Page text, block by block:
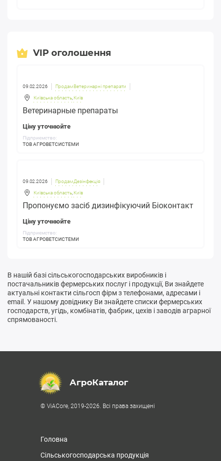
доставці.VIP оголошення
09.02.2026 Продам Ветеринарні препарати
Київська область, Київ
Ветеринарные препараты
Ціну уточнюйте
Підприємство:
ТОВ АГРОВЕТСИСТЕМИ
09.02.2026 Продам Дезінфекція
Київська область, Київ
Пропонуємо засіб дизинфікуючий Біоконтакт
Ціну уточнюйте
Підприємство:
ТОВ АГРОВЕТСИСТЕМИ
В нашій базі сільськогосподарських виробників і
постачальників фермерських послуг і продукції, Ви знайдете
актуальні контакти сільгосп фірм з телефонами, адресами і
email. У нашому довіднику Ви знайдете списки фермерських
господарств, угідь, комбінатів, фабрик, цехів і заводів аграрної
спрямованості.
АгроКаталог
© ViACore, 2019-2026. Всі права захищені
Головна
Сільськогосподарська продукція